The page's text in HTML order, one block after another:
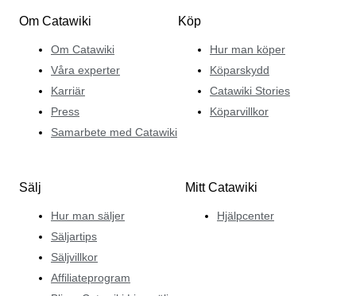
Om Catawiki
Om Catawiki
Våra experter
Karriär
Press
Samarbete med Catawiki
Köp
Hur man köper
Köparskydd
Catawiki Stories
Köparvillkor
Sälj
Hur man säljer
Säljartips
Säljvillkor
Affiliateprogram
Mitt Catawiki
Hjälpcenter